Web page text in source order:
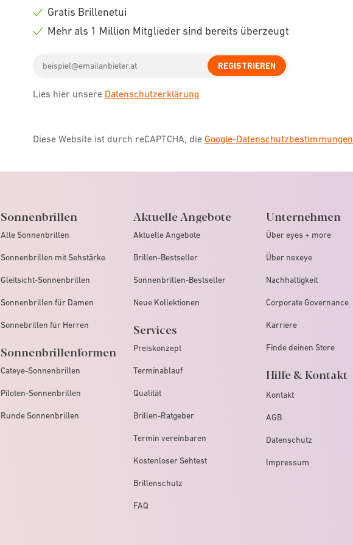
Check
Check
Gratis Brillenetui
Mehr als 1 Million Mitglieder sind bereits überzeugt
address
REGISTRIEREN
Lies hier unsere Datenschutzerklärung
Diese Website ist durch reCAPTCHA, die Google-Datenschutzbestimmungen
Sonnenbrillen
Alle Sonnenbrillen
Sonnenbrillen mit Sehstärke
Gleitsicht-Sonnenbrillen
Sonnenbrillen für Damen
Sonnebrillen für Herren
Sonnenbrillenformen
Cateye-Sonnenbrillen
Piloten-Sonnenbrillen
Runde Sonnenbrillen
Aktuelle Angebote
Aktuelle Angebote
Brillen-Bestseller
Sonnenbrillen-Bestseller
Neue Kollektionen
Services
Preiskonzept
Terminablauf
Qualität
Brillen-Ratgeber
Termin vereinbaren
Kostenloser Sehtest
Brillenschutz
FAQ
Unternehmen
Über eyes + more
Über nexeye
Nachhaltigkeit
Corporate Governance
Karriere
Finde deinen Store
Hilfe & Kontakt
Kontakt
AGB
Datenschutz
Impressum